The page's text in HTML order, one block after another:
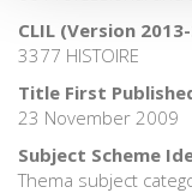
CLIL (Version
3377 HISTOIRE
Title First
23 November 2009
Subject Scheme
Thema subject